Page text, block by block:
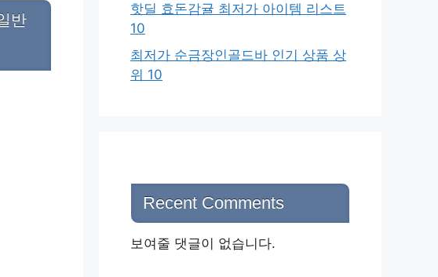
반
핫딜 효돈감귤 최저가 아이템 리스트
10
최저가 순금장인골드바 인기 상품 상
위 10
Recent Comments
보여줄 댓글이 없습니다.